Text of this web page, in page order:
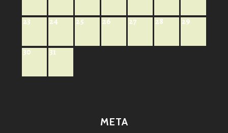
23 24 25 26 27 28 29
30 31
META